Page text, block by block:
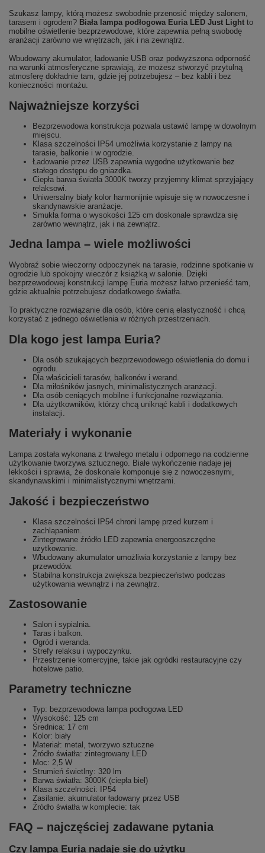
Szukasz lampy, którą możesz swobodnie przenosić między salonem,
tarasem i ogrodem? Biała lampa podłogowa Euria LED Just Light to
mobilne oświetlenie bezprzewodowe, które zapewnia pełną swobodę
aranżacji zarówno we wnętrzach, jak i na zewnątrz.
Wbudowany akumulator, ładowanie USB oraz podwyższona odporność
na warunki atmosferyczne sprawiają, że możesz stworzyć przytulną
atmosferę dokładnie tam, gdzie jej potrzebujesz – bez kabli i bez
konieczności montażu.
Najważniejsze korzyści
Bezprzewodowa konstrukcja pozwala ustawić lampę w dowolnym
miejscu.
Klasa szczelności IP54 umożliwia korzystanie z lampy na
tarasie, balkonie i w ogrodzie.
Ładowanie przez USB zapewnia wygodne użytkowanie bez
stałego dostępu do gniazdka.
Ciepła barwa światła 3000K tworzy przyjemny klimat sprzyjający
relaksowi.
Uniwersalny biały kolor harmonijnie wpisuje się w nowoczesne i
skandynawskie aranżacje.
Smukła forma o wysokości 125 cm doskonale sprawdza się
zarówno wewnątrz, jak i na zewnątrz.
Jedna lampa – wiele możliwości
Wyobraź sobie wieczorny odpoczynek na tarasie, rodzinne spotkanie w
ogrodzie lub spokojny wieczór z książką w salonie. Dzięki
bezprzewodowej konstrukcji lampę Euria możesz łatwo przenieść tam,
gdzie aktualnie potrzebujesz dodatkowego światła.
To praktyczne rozwiązanie dla osób, które cenią elastyczność i chcą
korzystać z jednego oświetlenia w różnych przestrzeniach.
Dla kogo jest lampa Euria?
Dla osób szukających bezprzewodowego oświetlenia do domu i
ogrodu.
Dla właścicieli tarasów, balkonów i werand.
Dla miłośników jasnych, minimalistycznych aranżacji.
Dla osób ceniących mobilne i funkcjonalne rozwiązania.
Dla użytkowników, którzy chcą uniknąć kabli i dodatkowych
instalacji.
Materiały i wykonanie
Lampa została wykonana z trwałego metalu i odpornego na codzienne
użytkowanie tworzywa sztucznego. Białe wykończenie nadaje jej
lekkości i sprawia, że doskonale komponuje się z nowoczesnymi,
skandynawskimi i minimalistycznymi wnętrzami.
Jakość i bezpieczeństwo
Klasa szczelności IP54 chroni lampę przed kurzem i
zachlapaniem.
Zintegrowane źródło LED zapewnia energooszczędne
użytkowanie.
Wbudowany akumulator umożliwia korzystanie z lampy bez
przewodów.
Stabilna konstrukcja zwiększa bezpieczeństwo podczas
użytkowania wewnątrz i na zewnątrz.
Zastosowanie
Salon i sypialnia.
Taras i balkon.
Ogród i weranda.
Strefy relaksu i wypoczynku.
Przestrzenie komercyjne, takie jak ogródki restauracyjne czy
hotelowe patio.
Parametry techniczne
Typ: bezprzewodowa lampa podłogowa LED
Wysokość: 125 cm
Średnica: 17 cm
Kolor: biały
Materiał: metal, tworzywo sztuczne
Źródło światła: zintegrowany LED
Moc: 2,5 W
Strumień świetlny: 320 lm
Barwa światła: 3000K (ciepła biel)
Klasa szczelności: IP54
Zasilanie: akumulator ładowany przez USB
Źródło światła w komplecie: tak
FAQ – najczęściej zadawane pytania
Czy lampa Euria nadaje się do użytku